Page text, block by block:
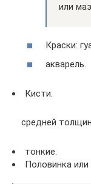
или
Краски:
акварель.
Кисти:
средней
тонкие.
Половинка